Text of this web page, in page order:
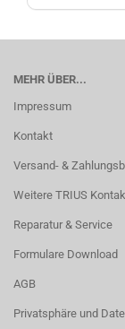
MEHR ÜBER...
Impressum
Kontakt
Versand- &
Weitere TRIUS
Reparatur & Service
Formulare Download
AGB
Privatsphäre und